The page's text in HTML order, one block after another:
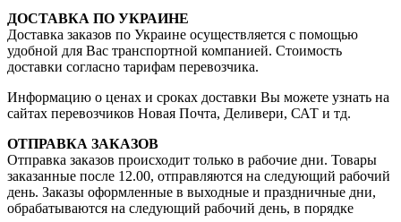
ДОСТАВКА ПО УКРАИНЕ
Доставка заказов по Украине осуществляется с помощью
удобной для Вас транспортной компанией. Стоимость
доставки согласно тарифам перевозчика.
Информацию о ценах и сроках доставки Вы можете узнать на
сайтах перевозчиков Новая Почта, Деливери, САТ и тд.
ОТПРАВКА ЗАКАЗОВ
Отправка заказов происходит только в рабочие дни. Товары
заказанные после 12.00, отправляются на следующий рабочий
день. Заказы оформленные в выходные и праздничные дни,
обрабатываются на следующий рабочий день, в порядке